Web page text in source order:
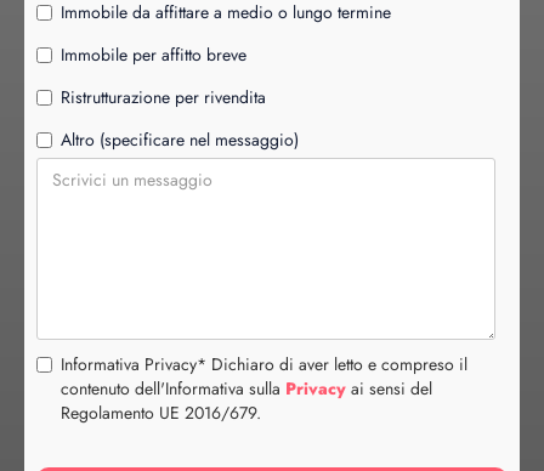
Immobile da affittare a medio o lungo termine
Immobile per affitto breve
Ristrutturazione per rivendita
Altro (specificare nel messaggio)
Informativa Privacy* Dichiaro di aver letto e compreso il
contenuto dell'Informativa sulla Privacy ai sensi del
Regolamento UE 2016/679.